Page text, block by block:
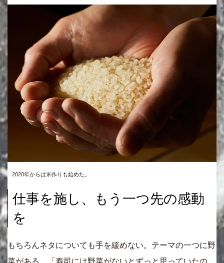
2020年からは米作りも始めた。
仕事を施し、もう一つ先の感動
を
もちろんネタについても手を緩めない。テーマの一つに野
菜がある。「寿司には野菜がないとずっと思っていたの